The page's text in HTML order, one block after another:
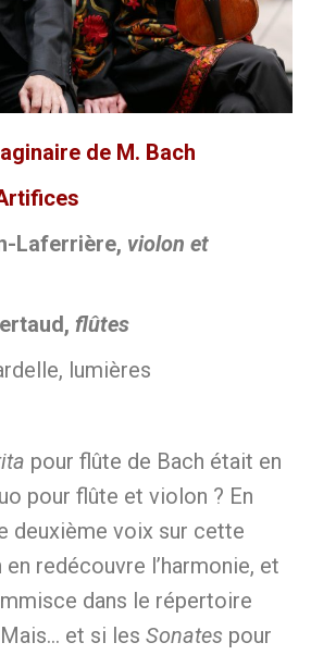
de M. Bach
Laferrière, violon et
flûtes
lumières
pour flûte de Bach était en
pour flûte et violon ? En
deuxième voix sur cette
redécouvre l’harmonie, et
dans le répertoire
et si les Sonates pour